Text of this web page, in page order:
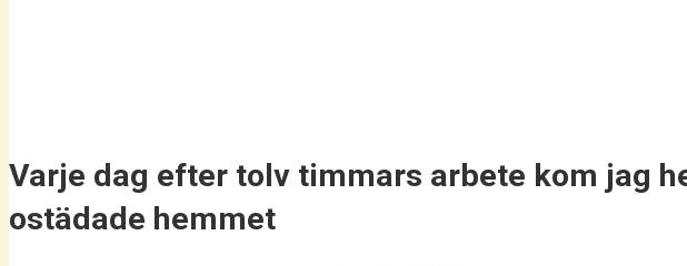
Varje dag efter tolv timmars arbete kom jag
ostädade hemmet